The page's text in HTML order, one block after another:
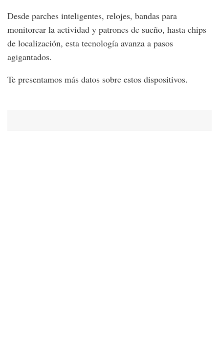
Desde parches inteligentes, relojes, bandas para
monitorear la actividad y patrones de sueño, hasta chips
de localización, esta tecnología avanza a pasos
agigantados.
Te presentamos más datos sobre estos dispositivos.